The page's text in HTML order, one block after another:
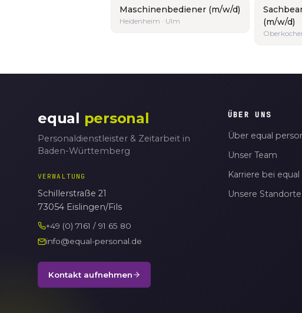
Maschinenbediener (m/w/d)
Heidenheim · Ulm
(m/w/d)
equal personal
Personaldienstleister & Zeitarbeit in
Baden-Württemberg
VERWALTUNG
Schillerstraße 21
73054 Eislingen/Fils
+49 (0) 7161 / 91 65 80
info@equal-personal.de
Kontakt aufnehmen
ÜBER UNS
Über equal
Unser Team
Karriere bei equal
Unsere Standorte